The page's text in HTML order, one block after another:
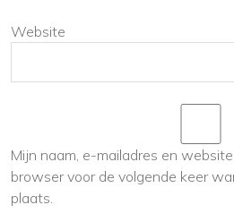
Website
Mijn naam, e-mailadres en
browser voor de volgende keer
plaats.